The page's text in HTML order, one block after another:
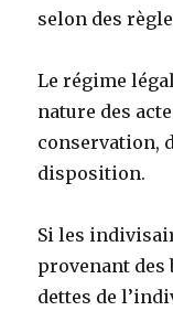
selon des
Le régime
nature des
conservation,
disposition.
Si les
provenant
dettes de